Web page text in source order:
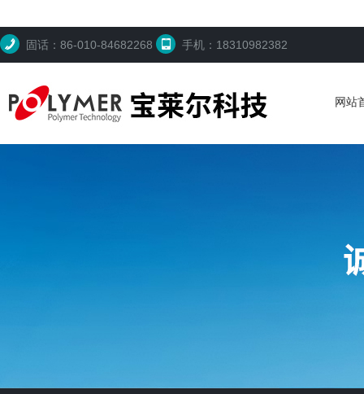
固话：86-010-84682268 手机：18310982382
网站